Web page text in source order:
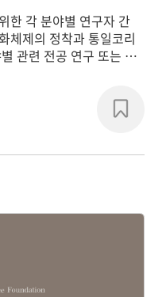
한 각 분야별 연구자 간
체제의 정착과 통일코리
관련 전공 연구 또는 학
행했습니다.